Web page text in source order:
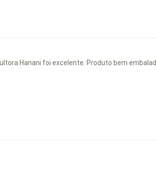
Hanani foi excelente. Produto bem